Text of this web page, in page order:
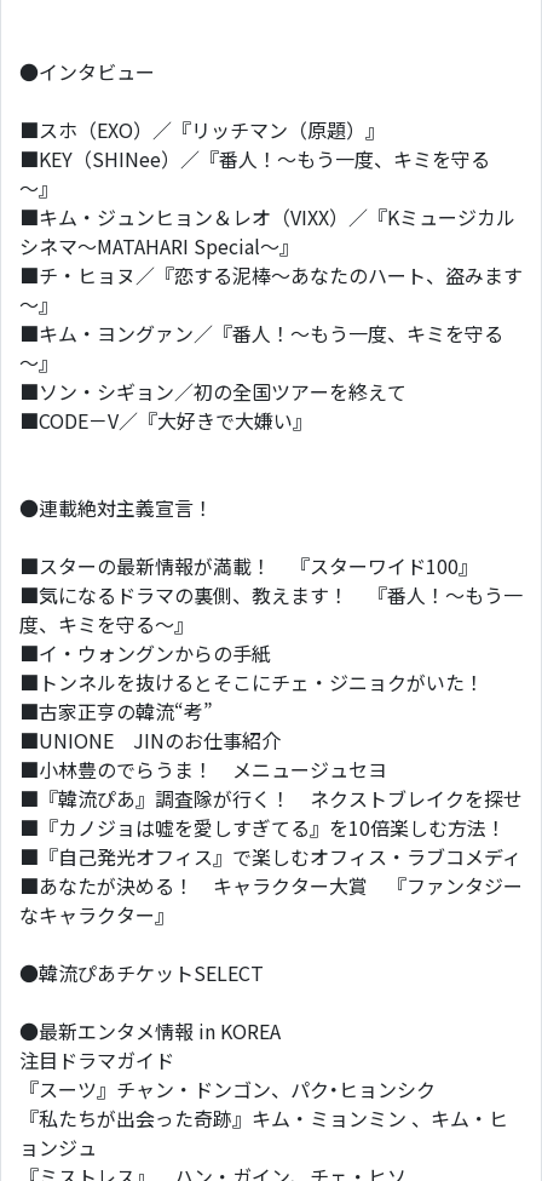
●インタビュー
■スホ（EXO）／『リッチマン（原題）』
■KEY（SHINee）／『番人！～もう一度、キミを守る
～』
■キム・ジュンヒョン＆レオ（VIXX）／『Kミュージカル
シネマ～MATAHARI Special～』
■チ・ヒョヌ／『恋する泥棒～あなたのハート、盗みます
～』
■キム・ヨングァン／『番人！～もう一度、キミを守る
～』
■ソン・シギョン／初の全国ツアーを終えて
■CODE－V／『大好きで大嫌い』
●連載絶対主義宣言！
■スターの最新情報が満載！ 『スターワイド100』
■気になるドラマの裏側、教えます！ 『番人！～もう一
度、キミを守る～』
■イ・ウォングンからの手紙
■トンネルを抜けるとそこにチェ・ジニョクがいた！
■古家正亨の韓流“考”
■UNIONE JINのお仕事紹介
■小林豊のでらうま！ メニュージュセヨ
■『韓流ぴあ』調査隊が行く！ ネクストブレイクを探せ
■『カノジョは嘘を愛しすぎてる』を10倍楽しむ方法！
■『自己発光オフィス』で楽しむオフィス・ラブコメディ
■あなたが決める！ キャラクター大賞 『ファンタジー
なキャラクター』
●韓流ぴあチケットSELECT
●最新エンタメ情報 in KOREA
注目ドラマガイド
『スーツ』チャン・ドンゴン、パク･ヒョンシク
『私たちが出会った奇跡』キム・ミョンミン 、キム・ヒ
ョンジュ